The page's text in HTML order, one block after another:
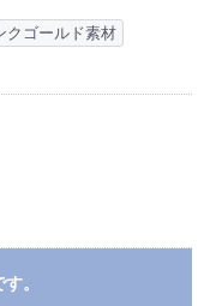
クゴールド素材
。